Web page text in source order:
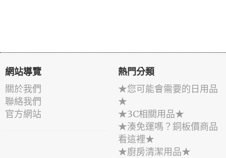
網站導覽
關於我們
聯絡我們
官方網站
熱門分類
★您可能會需要的日用品
★
★3C相關用品★
★湊免運嗎？銅板價商品
看這裡★
★廚房清潔用品★